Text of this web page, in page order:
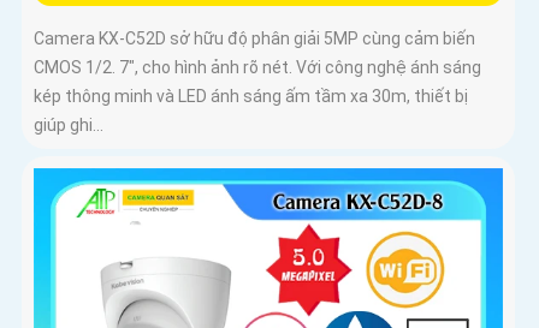
Camera KX-C52D sở hữu độ phân giải 5MP cùng cảm biến
CMOS 1/2. 7", cho hình ảnh rõ nét. Với công nghệ ánh sáng
kép thông minh và LED ánh sáng ấm tầm xa 30m, thiết bị
giúp ghi...